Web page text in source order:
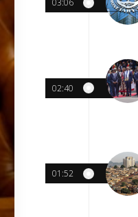
03:06
02:40
01:52